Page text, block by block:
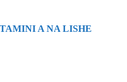
A NA LISHE